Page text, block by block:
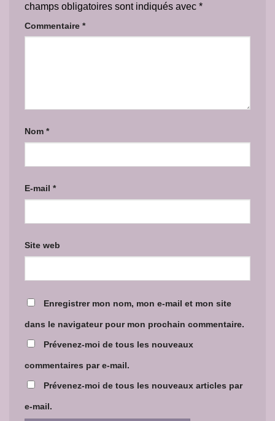
champs obligatoires sont indiqués avec *
Commentaire *
Nom *
E-mail *
Site web
Enregistrer mon nom, mon e-mail et mon site
dans le navigateur pour mon prochain commentaire.
Prévenez-moi de tous les nouveaux
commentaires par e-mail.
Prévenez-moi de tous les nouveaux articles par
e-mail.